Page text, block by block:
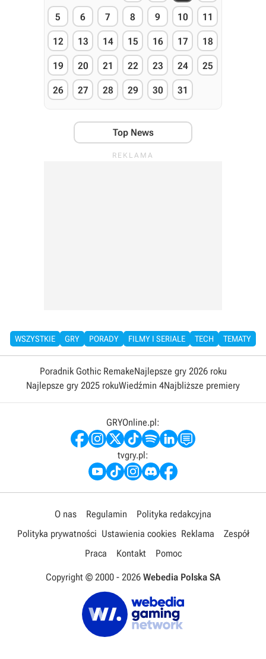
5 6 7 8 9 10 11
12 13 14 15 16 17 18
19 20 21 22 23 24 25
26 27 28 29 30 31
Top News
WSZYSTKIE GRY PORADY FILMY I SERIALE TECH TEMATY
Poradnik Gothic RemakeNajlepsze gry 2026 roku
Najlepsze gry 2025 rokuWiedźmin 4Najbliższe premiery
GRYOnline.pl:
tvgry.pl:
O nas Regulamin
Polityka redakcyjna
Polityka prywatności Ustawienia cookies Reklama
Zespół
Praca
Kontakt Pomoc
Copyright © 2000 - 2026 Webedia Polska SA